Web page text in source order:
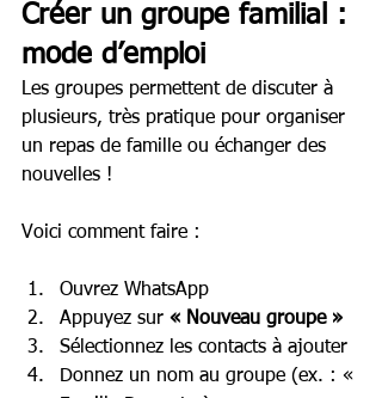
Créer un groupe familial :
mode d’emploi
Les groupes permettent de discuter à
plusieurs, très pratique pour organiser
un repas de famille ou échanger des
nouvelles !
Voici comment faire :
Ouvrez WhatsApp
Appuyez sur « Nouveau groupe »
Sélectionnez les contacts à ajouter
Donnez un nom au groupe (ex. : «